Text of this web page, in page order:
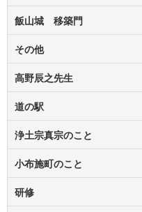
飯山城 移築門
その他
高野辰之先生
道の駅
浄土宗真宗のこと
小布施町のこと
研修